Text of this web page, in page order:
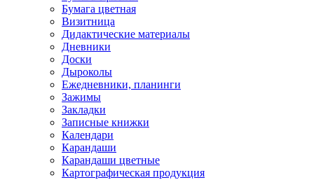
Бумага цветная
Визитница
Дидактические материалы
Дневники
Доски
Дыроколы
Ежедневники, планинги
Зажимы
Закладки
Записные книжки
Календари
Карандаши
Карандаши цветные
Картографическая продукция